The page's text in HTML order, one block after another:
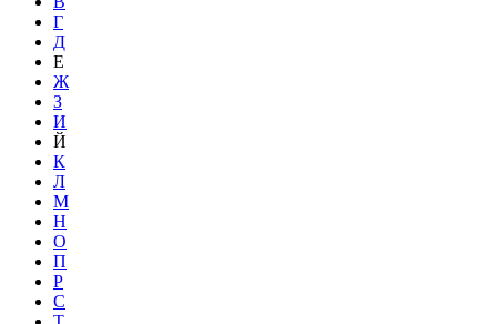
Г
Д
Е
Ж
З
И
Й
К
Л
М
Н
О
П
Р
С